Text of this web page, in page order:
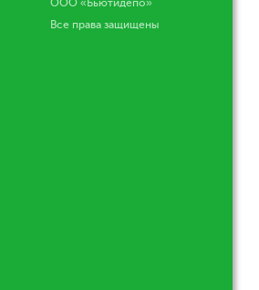
ООО «Бьютидепо»
Все права защищены